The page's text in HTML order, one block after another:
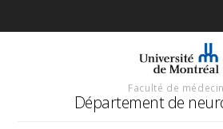
Faculté de
Département de